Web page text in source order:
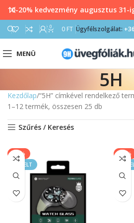
0 0 FT Ügyfélszolgálat:
MENÜ
5H
Kezdőlap “5H” címkével rendelkező
1–12 termék, összesen 25 db
Szűrés / Keresés
-40%
KIEMELT
-40%
10-20% kedvezmény augusztus 31-